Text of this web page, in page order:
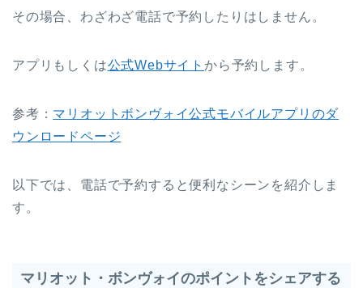
その場合、わざわざ電話で予約したりはしません。
アプリもしくは公式Webサイトから予約します。
参考： マリオットボンヴォイ公式モバイルアプリのダ
ウンロードページ
以下では、電話で予約すると便利なシーンを紹介しま
す。
マリオット・ボンヴォイのポイントをシェアする